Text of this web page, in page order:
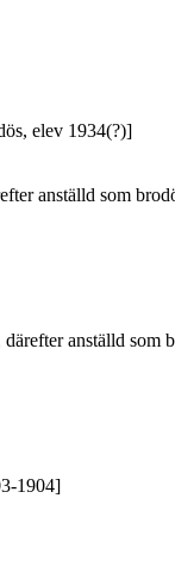
elev 1934(?)]
anställd som
anställd som
1904]